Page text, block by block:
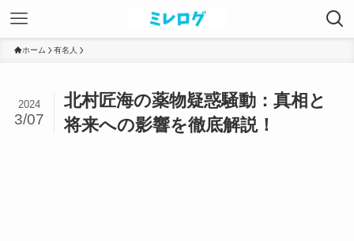
ホーム 有名人
北村匠海の薬物疑惑騒動：真相と
将来への影響を徹底解説！
2024
3/07